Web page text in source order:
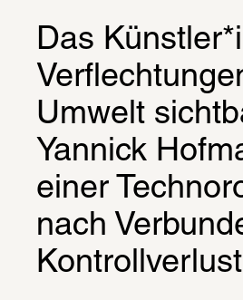
Das
Umwelt
Yannick
einer
nach